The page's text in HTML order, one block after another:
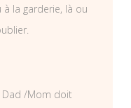
à la garderie, là ou
Dad /Mom doit